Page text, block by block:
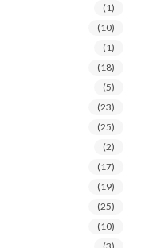
(1)
(10)
(1)
(18)
(5)
(23)
(25)
(2)
(17)
(19)
(25)
(10)